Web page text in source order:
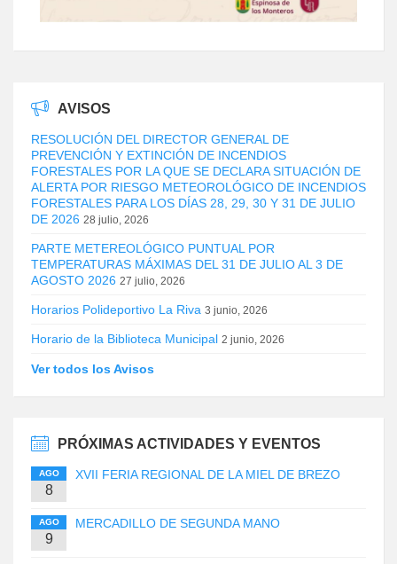
AVISOS
RESOLUCIÓN DEL DIRECTOR GENERAL DE
PREVENCIÓN Y EXTINCIÓN DE INCENDIOS
FORESTALES POR LA QUE SE DECLARA SITUACIÓN DE
ALERTA POR RIESGO METEOROLÓGICO DE INCENDIOS
FORESTALES PARA LOS DÍAS 28, 29, 30 Y 31 DE JULIO
DE 2026 28 julio, 2026
PARTE METEREOLÓGICO PUNTUAL POR
TEMPERATURAS MÁXIMAS DEL 31 DE JULIO AL 3 DE
AGOSTO 2026 27 julio, 2026
Horarios Polideportivo La Riva 3 junio, 2026
Horario de la Biblioteca Municipal 2 junio, 2026
Ver todos los Avisos
PRÓXIMAS ACTIVIDADES Y EVENTOS
AGO
8
XVII FERIA REGIONAL DE LA MIEL DE BREZO
AGO
9
MERCADILLO DE SEGUNDA MANO